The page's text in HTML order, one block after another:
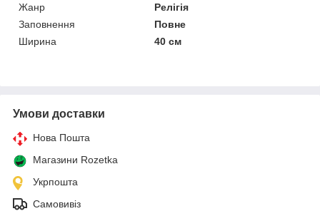
Жанр
Релігія
Заповнення
Повне
Ширина
40 см
Умови доставки
Нова Пошта
Магазини Rozetka
Укрпошта
Самовивіз